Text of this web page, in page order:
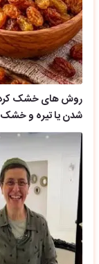
روش های خشک کردن
شدن یا تیره و خشک